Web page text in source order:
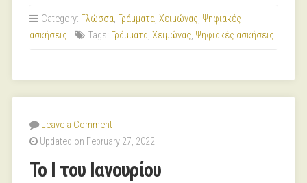
Category: Γλώσσα, Γράμματα, Χειμώνας, Ψηφιακές
ασκήσεις
Tags: Γράμματα, Χειμώνας, Ψηφιακές ασκήσεις
Leave a Comment
Updated on February 27, 2022
Το Ι του Ιανουρίου